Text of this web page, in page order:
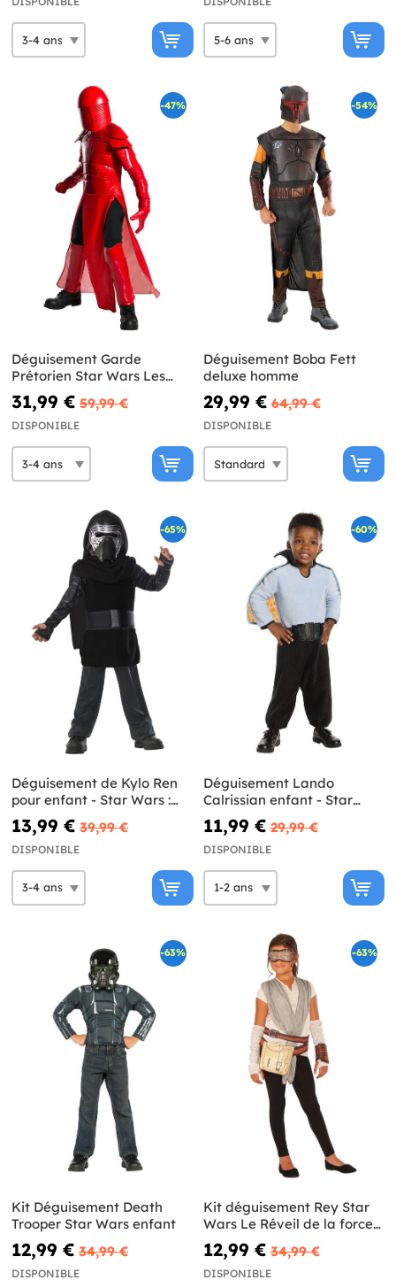
-47%
Déguisement Garde
Prétorien Star Wars Les
Derniers Jedi super deluxe
enfant
31,99 € 59,99 €
DISPONIBLE
-54%
Déguisement Boba Fett
deluxe homme
29,99 € 64,99 €
DISPONIBLE
-65%
Déguisement de Kylo Ren
pour enfant - Star Wars :
Épisode VII
13,99 € 39,99 €
DISPONIBLE
-60%
Déguisement Lando
Calrissian enfant - Star
Wars
11,99 € 29,99 €
DISPONIBLE
-63%
Kit Déguisement Death
Trooper Star Wars enfant
12,99 € 34,99 €
DISPONIBLE
-63%
Kit déguisement Rey Star
Wars Le Réveil de la force
fille
12,99 € 34,99 €
DISPONIBLE